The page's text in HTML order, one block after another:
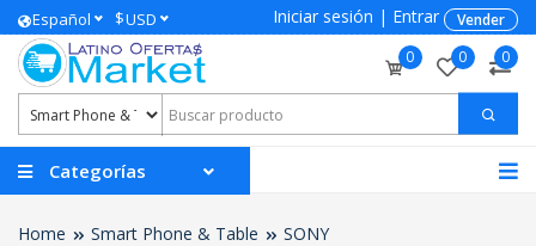
Español $USD Iniciar sesión | Entrar
Vender
0
0 0
Categorías
Home Smart Phone & Table SONY